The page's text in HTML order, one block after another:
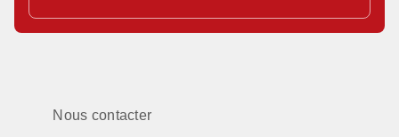
Nous contacter